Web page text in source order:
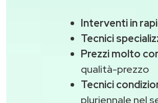
Interventi in
Tecnici
Prezzi molto
qualità-prezzo
Tecnici
pluriennale nel